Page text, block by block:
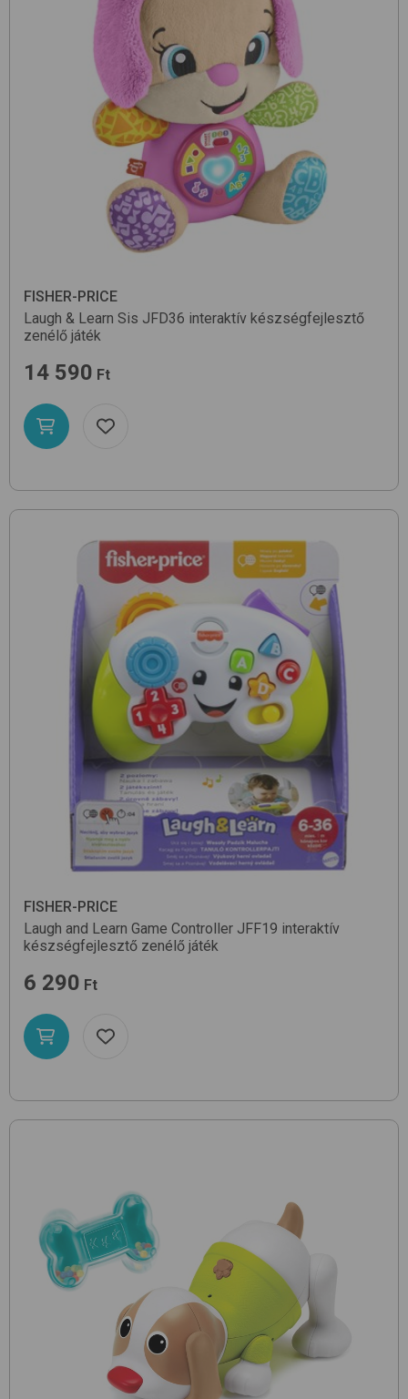
FISHER-PRICE
Laugh & Learn Sis JFD36 interaktív készségfejlesztő
zenélő játék
14 590 Ft
FISHER-PRICE
Laugh and Learn Game Controller JFF19 interaktív
készségfejlesztő zenélő játék
6 290 Ft